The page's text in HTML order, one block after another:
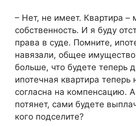
​– Нет, не имеет. Квартира –
собственность. И я буду
права в суде. Помните,
навязали, общее
больше, что будете теперь
ипотечная квартира теперь
согласна на компенсацию.
потянет, сами будете
кого подселите?​